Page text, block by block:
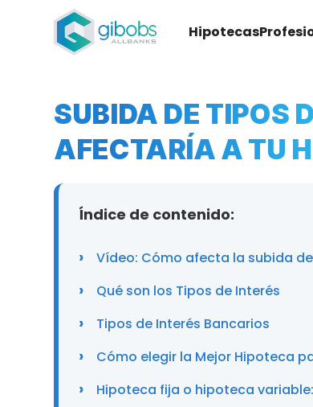
Hipotecas
SUBIDA DE TIPOS
AFECTARÍA A TU
Índice de contenido:
Vídeo: Cómo afecta la subida
Qué son los Tipos de Interés
Tipos de Interés Bancarios
Cómo elegir la Mejor Hipoteca
Hipoteca fija o hipoteca